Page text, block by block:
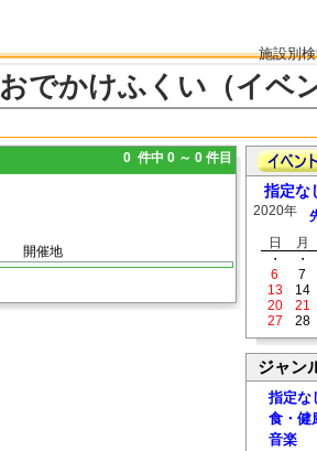
施設別
おでかけふくい（イベ
0 件中 0 ～ 0 件目
開催地
指定な
2020年
日
月
・
・
6
7
13
14
20
21
27
28
ジャン
指定な
食・健
音楽